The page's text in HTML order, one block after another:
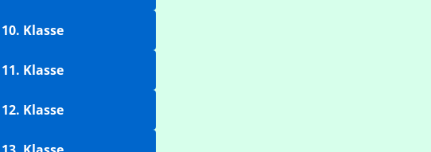
10. Klasse
11. Klasse
12. Klasse